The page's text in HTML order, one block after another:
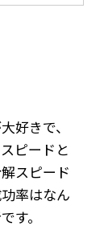
好きで、
ピードと
スピード
率はなん
す。